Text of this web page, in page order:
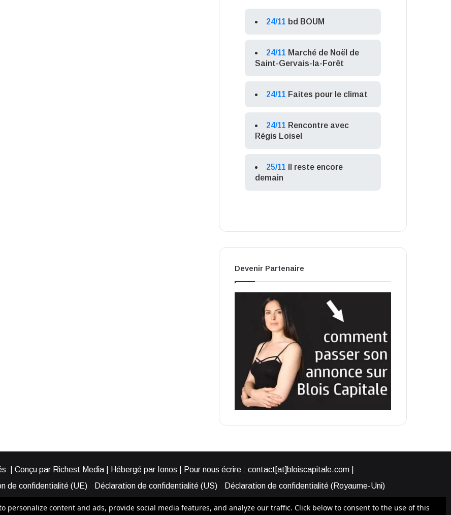
24/11 bd BOUM
24/11 Marché de Noël de
Saint-Gervais-la-Forêt
24/11 Faites pour le climat
24/11 Rencontre avec
Régis Loisel
25/11
Il reste encore
demain
Devenir Partenaire
| Conçu par Richest Media | Hébergé par Ionos | Pour nous écrire : contact[at]bloiscapitale.com |
de confidentialité (UE) Déclaration de confidentialité (US)
Déclaration de confidentialité (Royaume-Uni)
personalize content and ads, provide social media features, and analyze our traffic. Click below to consent to the use of this